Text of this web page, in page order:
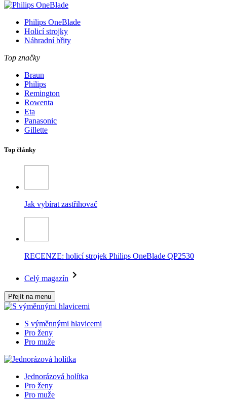
Philips OneBlade
Holicí strojky
Náhradní břity
Top značky
Braun
Philips
Remington
Rowenta
Eta
Panasonic
Gillette
Top články
Jak vybírat zastřihovač
RECENZE: holicí strojek Philips OneBlade QP2530
Celý magazín
Přejít na menu
S výměnnými hlavicemi
Pro ženy
Pro muže
Jednorázová holítka
Pro ženy
Pro muže